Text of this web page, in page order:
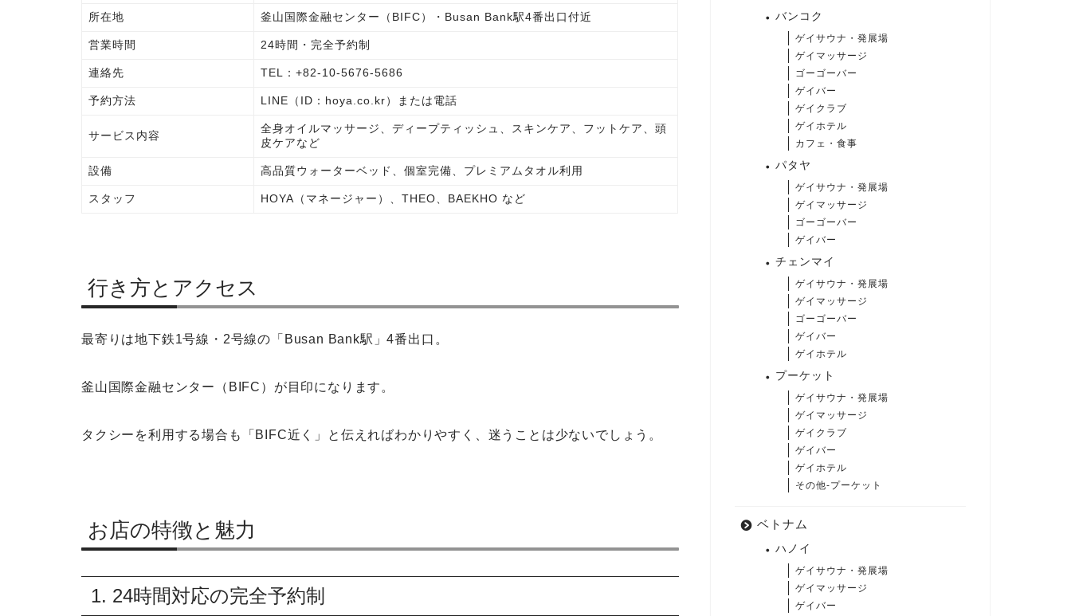
所在地 釜山国際金融センター（BIFC）・Busan Bank駅4番出口付近
営業時間 24時間・完全予約制
連絡先 TEL：+82-10-5676-5686
予約方法 LINE（ID：hoya.co.kr）または電話
サービス内容
全身オイルマッサージ、ディープティッシュ、スキンケア、フットケア、頭
皮ケアなど
設備 高品質ウォーターベッド、個室完備、プレミアムタオル利用
スタッフ HOYA（マネージャー）、THEO、BAEKHO など
行き方とアクセス
最寄りは地下鉄1号線・2号線の「Busan Bank駅」4番出口。
釜山国際金融センター（BIFC）が目印になります。
タクシーを利用する場合も「BIFC近く」と伝えればわかりやすく、迷うことは少ないでしょう。
お店の特徴と魅力
1. 24時間対応の完全予約制
バンコク
ゲイサウナ・発展場
ゲイマッサージ
ゴーゴーバー
ゲイバー
ゲイクラブ
ゲイホテル
カフェ・食事
パタヤ
ゲイサウナ・発展場
ゲイマッサージ
ゴーゴーバー
ゲイバー
チェンマイ
ゲイサウナ・発展場
ゲイマッサージ
ゴーゴーバー
ゲイバー
ゲイホテル
プーケット
ゲイサウナ・発展場
ゲイマッサージ
ゲイクラブ
ゲイバー
ゲイホテル
その他-プーケット
ベトナム
ハノイ
ゲイサウナ・発展場
ゲイマッサージ
ゲイバー